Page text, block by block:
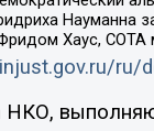
Науманна
Хаус, СОТА
ru/
НКО,